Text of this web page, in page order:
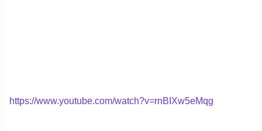
https://www.youtube.com/watch?v=rnBIXw5eMqg